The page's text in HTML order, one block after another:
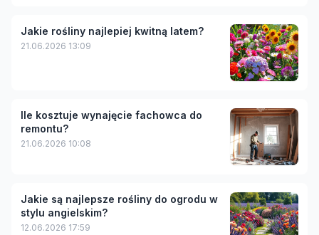
Jakie rośliny najlepiej kwitną latem?
21.06.2026 13:09
Ile kosztuje wynajęcie fachowca do
remontu?
21.06.2026 10:08
Jakie są najlepsze rośliny do ogrodu w
stylu angielskim?
12.06.2026 17:59